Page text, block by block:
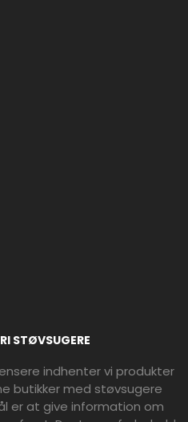
STØVSUGERE
indhenter vi produkter
butikker med støvsugere
er at give information om